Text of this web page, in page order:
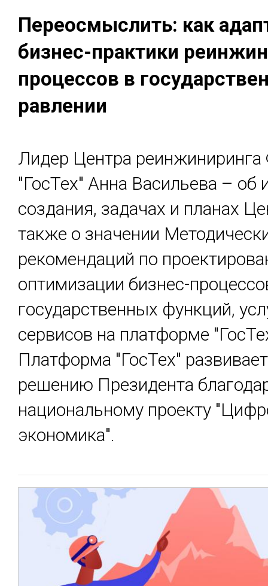
Пе­реос­мыс­лить: как
биз­нес-прак­ти­ки
про­цес­сов в
рав­ле­нии
Лидер Центра
"ГосТех" Анна Васильева – об
создания, задачах и планах
также о значении
рекомендаций по
оптимизации бизнес-
государственных функций,
сервисов на платформе
Платформа "ГосТех"
решению Президента
национальному проекту
экономика".